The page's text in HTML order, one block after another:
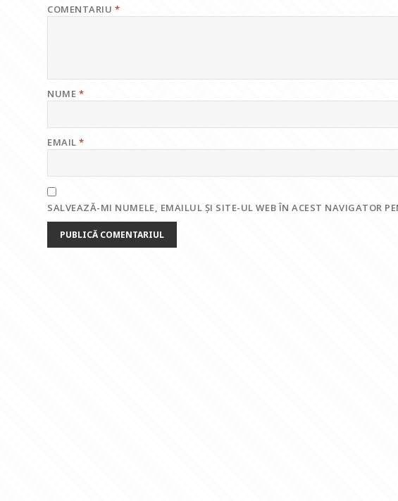
COMENTARIU *
NUME *
EMAIL*
SALVEAZĂ-MI NUMELE, EMAILUL ȘI SITE-UL WEB ÎN ACEST NAVIGATOR